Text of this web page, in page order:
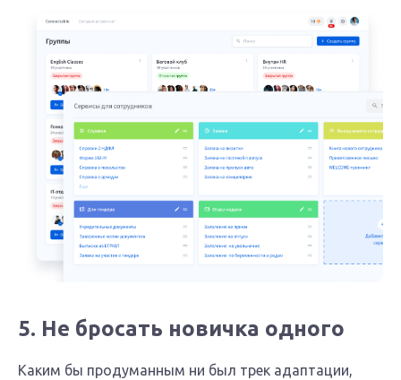
5. Не бросать новичка одного
Каким бы продуманным ни был трек адаптации,